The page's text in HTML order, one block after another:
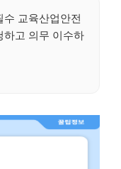
교육산업안전
하고 의무 이수하